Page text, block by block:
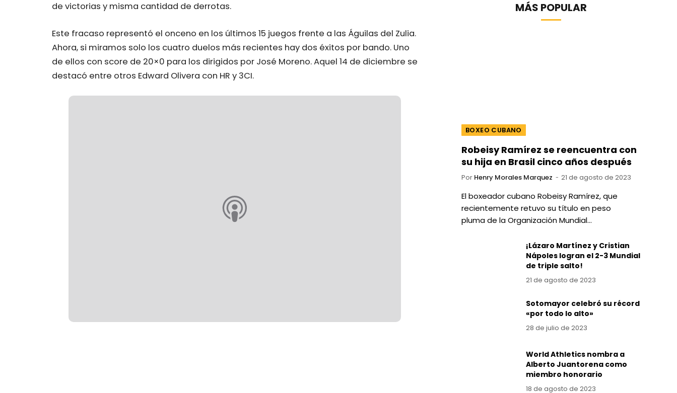
de victorias y misma cantidad de derrotas.
Este fracaso representó el onceno en los últimos 15 juegos frente a las Águilas del Zulia.
Ahora, si miramos solo los cuatro duelos más recientes hay dos éxitos por bando. Uno
de ellos con score de 20×0 para los dirigidos por José Moreno. Aquel 14 de diciembre se
destacó entre otros Edward Olivera con HR y 3CI.
MÁS POPULAR
BOXEO CUBANO
Robeisy Ramírez se reencuentra con
su hija en Brasil cinco años después
Por Henry Morales Marquez 21 de agosto de 2023
El boxeador cubano Robeisy Ramírez, que
recientemente retuvo su título en peso
pluma de la Organización Mundial…
¡Lázaro Martínez y Cristian
Nápoles logran el 2-3 Mundial
de triple salto!
21 de agosto de 2023
Sotomayor celebró su récord
«por todo lo alto»
28 de julio de 2023
World Athletics nombra a
Alberto Juantorena como
miembro honorario
18 de agosto de 2023